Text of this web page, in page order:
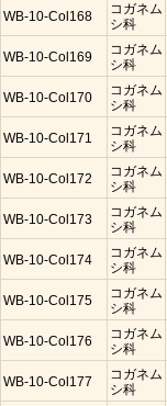
WB-10-Col168
コガネム
シ科
WB-10-Col169
コガネム
シ科
WB-10-Col170
コガネム
シ科
WB-10-Col171
コガネム
シ科
WB-10-Col172
コガネム
シ科
WB-10-Col173
コガネム
シ科
WB-10-Col174
コガネム
シ科
WB-10-Col175
コガネム
シ科
WB-10-Col176
コガネム
シ科
WB-10-Col177
コガネム
シ科